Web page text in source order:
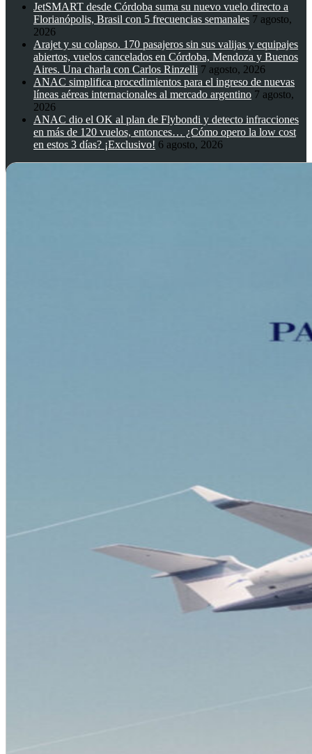
JetSMART desde Córdoba suma su nuevo vuelo directo a
Florianópolis, Brasil con 5 frecuencias semanales 7 agosto,
2026
Arajet y su colapso. 170 pasajeros sin sus valijas y equipajes
abiertos, vuelos cancelados en Córdoba, Mendoza y Buenos
Aires. Una charla con Carlos Rinzelli 7 agosto, 2026
ANAC simplifica procedimientos para el ingreso de nuevas
líneas aéreas internacionales al mercado argentino 7 agosto,
2026
ANAC dio el OK al plan de Flybondi y detecto infracciones
en más de 120 vuelos, entonces… ¿Cómo opero la low cost
en estos 3 días? ¡Exclusivo! 6 agosto, 2026